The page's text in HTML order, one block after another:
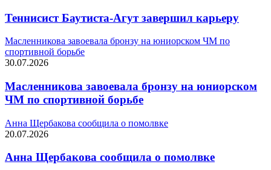
Теннисист Баутиста-Агут завершил карьеру
Масленникова завоевала бронзу на юниорском ЧМ по
спортивной борьбе
30.07.2026
Масленникова завоевала бронзу на юниорском
ЧМ по спортивной борьбе
Анна Щербакова сообщила о помолвке
20.07.2026
Анна Щербакова сообщила о помолвке